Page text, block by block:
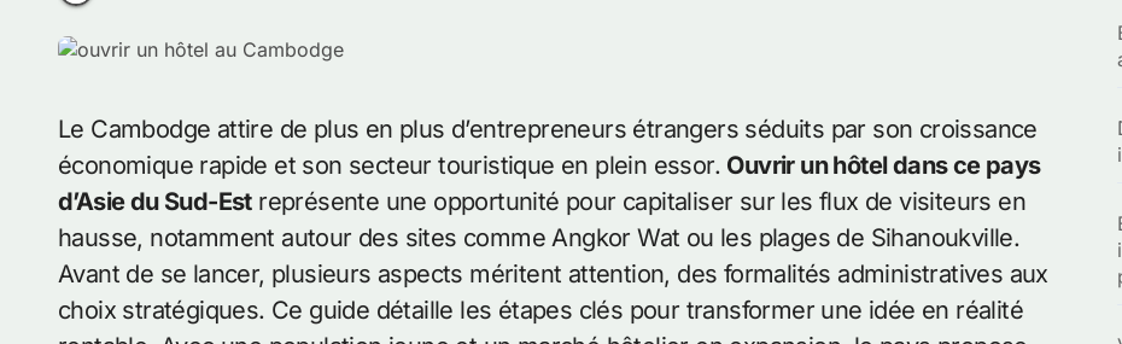
Le Cambodge attire de plus en plus d’entrepreneurs étrangers séduits par son croissance
économique rapide et son secteur touristique en plein essor. Ouvrir un hôtel dans ce pays
d’Asie du Sud-Estreprésente une opportunité pour capitaliser sur les flux de visiteurs en
hausse, notamment autour des sites comme Angkor Wat ou les plages de Sihanoukville.
Avant de se lancer, plusieurs aspects méritent attention, des formalités administratives aux
choix stratégiques. Ce guide détaille les étapes clés pour transformer une idée en réalité